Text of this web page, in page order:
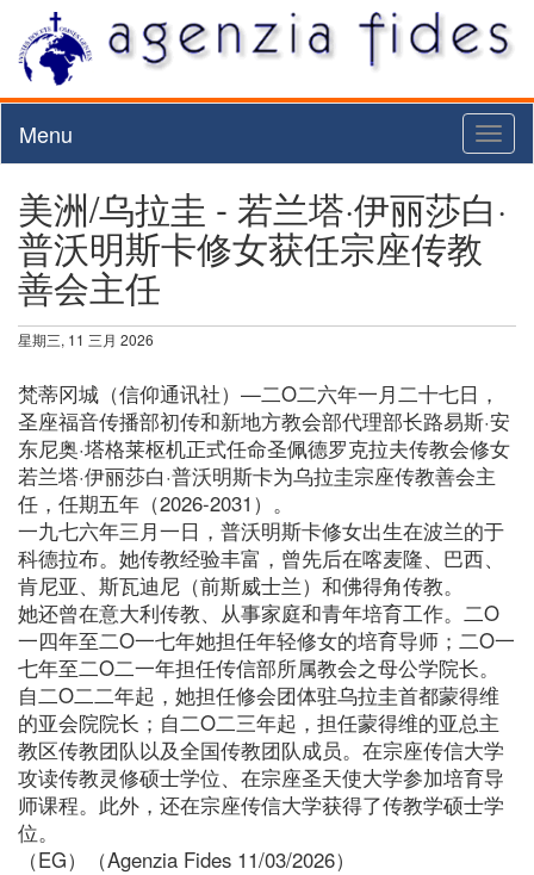
Menu
美洲/乌拉圭 - 若兰塔·伊丽莎白·
普沃明斯卡修女获任宗座传教
善会主任
星期三, 11 三月 2026
梵蒂冈城（信仰通讯社）—二O二六年一月二十七日，
圣座福音传播部初传和新地方教会部代理部长路易斯·安
东尼奥·塔格莱枢机正式任命圣佩德罗克拉夫传教会修女
若兰塔·伊丽莎白·普沃明斯卡为乌拉圭宗座传教善会主
任，任期五年（2026-2031）。
一九七六年三月一日，普沃明斯卡修女出生在波兰的于
科德拉布。她传教经验丰富，曾先后在喀麦隆、巴西、
肯尼亚、斯瓦迪尼（前斯威士兰）和佛得角传教。
她还曾在意大利传教、从事家庭和青年培育工作。二O
一四年至二O一七年她担任年轻修女的培育导师；二O一
七年至二O二一年担任传信部所属教会之母公学院长。
自二O二二年起，她担任修会团体驻乌拉圭首都蒙得维
的亚会院院长；自二O二三年起，担任蒙得维的亚总主
教区传教团队以及全国传教团队成员。在宗座传信大学
攻读传教灵修硕士学位、在宗座圣天使大学参加培育导
师课程。此外，还在宗座传信大学获得了传教学硕士学
位。
（EG）（Agenzia Fides 11/03/2026）